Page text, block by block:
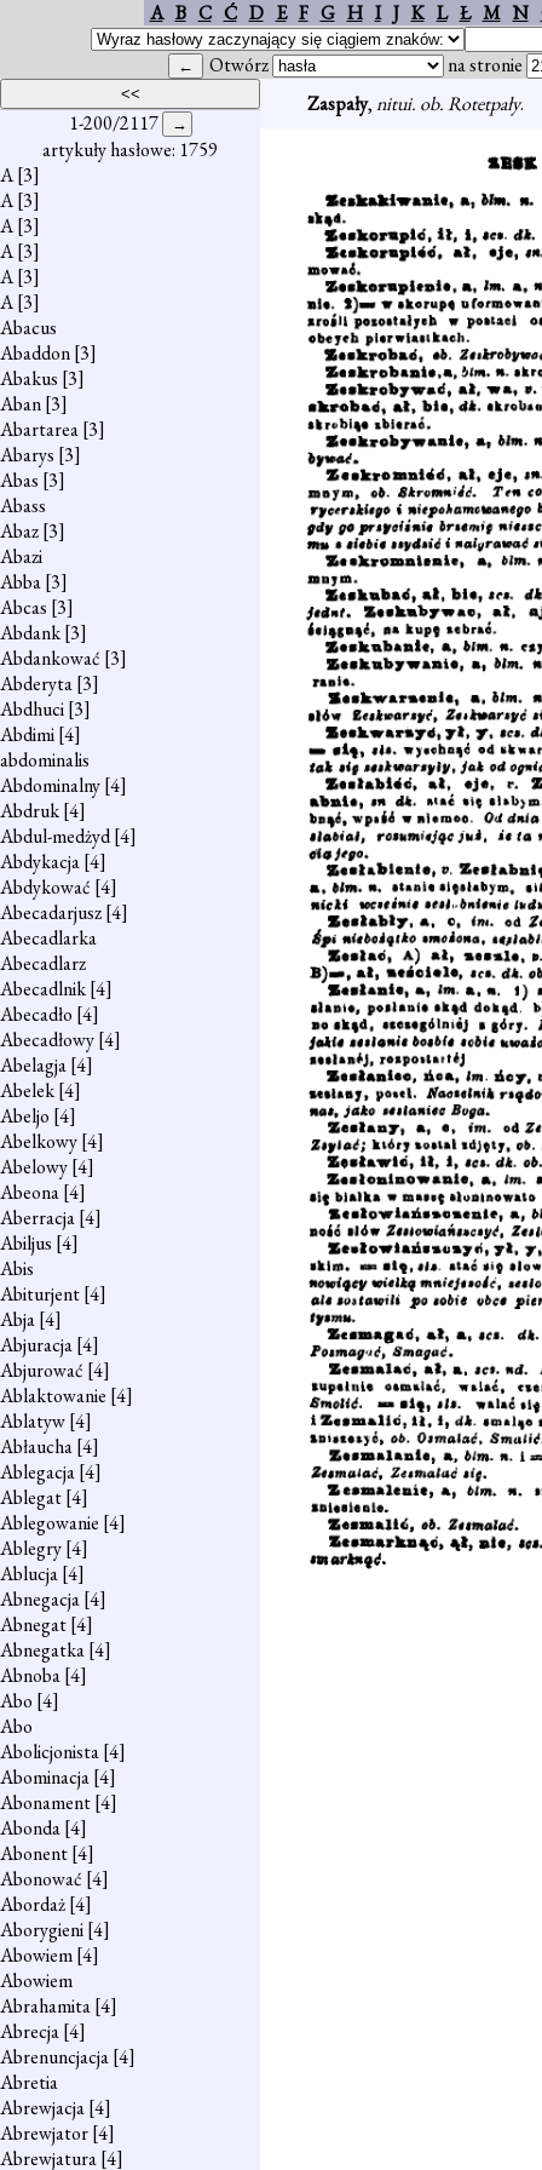
A B C Ć D E F G H I J K L Ł M N
Otwórz na stronie
1-200/2117
artykuły hasłowe: 1759
A[3]
A[3]
A[3]
A[3]
A[3]
A[3]
Abacus
Abaddon[3]
Abakus [3]
Aban[3]
Abartarea[3]
Abarys [3]
Abas [3]
Abass
Abaz[3]
Abazi
Abba[3]
Abcas [3]
Abdank[3]
Abdankować [3]
Abderyta[3]
Abdhuci[3]
Abdimi[4]
abdominalis
Abdominalny[4]
Abdruk[4]
Abdul-medżyd[4]
Abdykacja[4]
Abdykować [4]
Abecadarjusz[4]
Abecadlarka
Abecadlarz
Abecadlnik[4]
Abecadło [4]
Abecadłowy[4]
Abelagja[4]
Abelek[4]
Abeljo [4]
Abelkowy[4]
Abelowy[4]
Abeona[4]
Aberracja[4]
Abiljus [4]
Abis
Abiturjent[4]
Abja[4]
Abjuracja[4]
Abjurować [4]
Ablaktowanie [4]
Ablatyw[4]
Abłaucha[4]
Ablegacja[4]
Ablegat[4]
Ablegowanie [4]
Ablegry[4]
Ablucja[4]
Abnegacja[4]
Abnegat[4]
Abnegatka[4]
Abnoba[4]
Abo [4]
Abo
Abolicjonista[4]
Abominacja[4]
Abonament[4]
Abonda[4]
Abonent[4]
Abonować [4]
Abordaż[4]
Aborygieni[4]
Abowiem[4]
Abowiem
Abrahamita[4]
Abrecja[4]
Abrenuncjacja[4]
Abretia
Abrewjacja[4]
Abrewjator[4]
Abrewjatura[4]
Zaspały,nitui. ob. Rotetpały.